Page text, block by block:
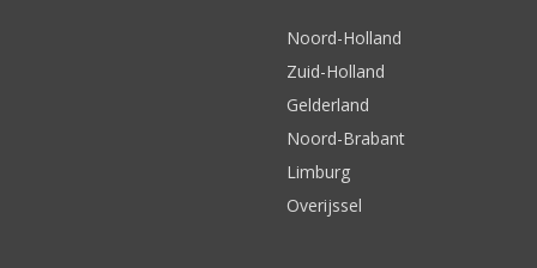
Noord-Holland
Zuid-Holland
Gelderland
Noord-Brabant
Limburg
Overijssel